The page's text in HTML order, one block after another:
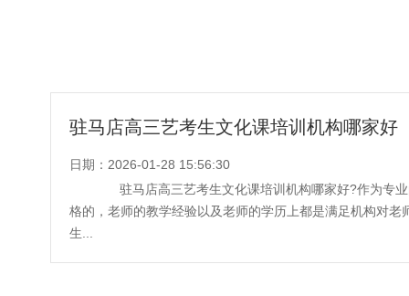
驻马店高三艺考生文化课培训机构哪家好
日期：2026-01-28 15:56:30
驻马店高三艺考生文化课培训机构哪家好?作为专业
格的，老师的教学经验以及老师的学历上都是满足机构对
生...